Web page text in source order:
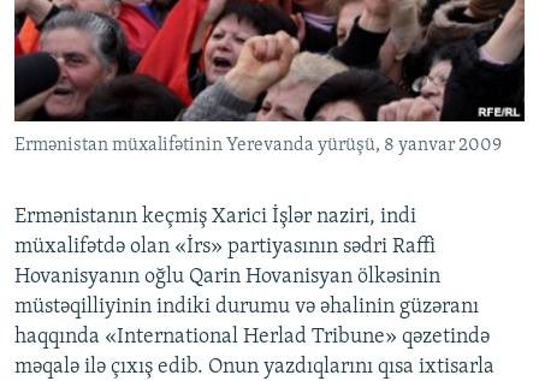
İNFOQRAFIKA
KARIKATURA
AZƏRBAYCAN ƏDƏBIYYATI KITABXANASI
İSLAM VƏ DEMOKRATIYA
İZ - MƏDƏNIYYƏT PROQRAMI
MISSIYAMIZ
PEŞƏ ETIKASI VƏ JURNALISTIKA STANDARTLARIMIZ
MATERIALLARIMIZDAN ISTIFADƏ
AZADLIQRADIOSU MOBIL TELEFONUNUZDA
XƏBƏR BÜLLETENLƏRIMIZ
BIZI IZLƏ
RFE/RL-in bütün saytları
Ermənistan müxalifətinin Yerevanda yürüşü, 8 yanvar 2009
Ermənistanın keçmiş Xarici İşlər naziri, indi
müxalifətdə olan «İrs» partiyasının sədri Raffi
Hovanisyanın oğlu Qarin Hovanisyan ölkəsinin
müstəqilliyinin indiki durumu və əhalinin güzəranı
haqqında «International Herlad Tribune» qəzetində
məqalə ilə çıxış edib. Onun yazdıqlarını qısa ixtisarla